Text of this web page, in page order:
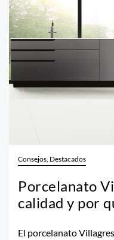
Consejos, Destacados
Porcelanato
calidad y por
El porcelanato